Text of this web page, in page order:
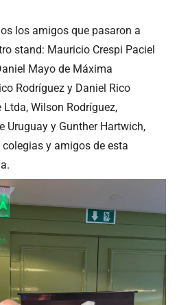
los amigos que pasaron a
stand: Mauricio Crespi Paciel
Mayo de Máxima
Rodríguez y Daniel Rico
Ltda, Wilson Rodríguez,
Uruguay y Gunther Hartwich,
y amigos de esta